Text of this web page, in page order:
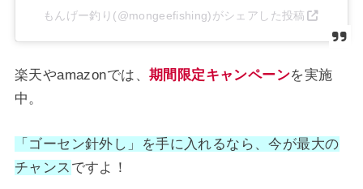
もんげー釣り(@mongeefishing)がシェアした投稿
楽天やamazonでは、 期間限定キャンペーンを実施
中。
「ゴーセン針外し」を手に入れるなら、今が最大の
チャンス ですよ！